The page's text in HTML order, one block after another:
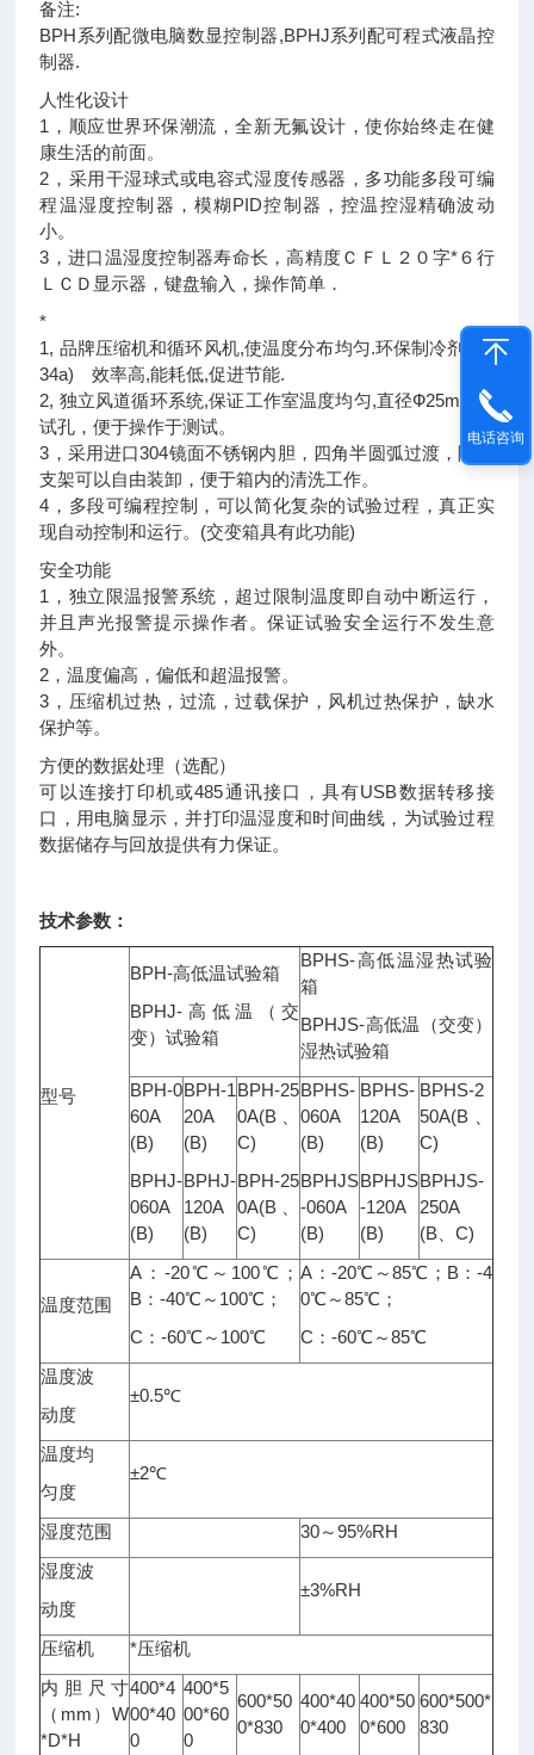
备注:
BPH系列配微电脑数显控制器,BPHJ系列配可程式液晶控
制器.
人性化设计
1，顺应世界环保潮流，全新无氟设计，使你始终走在健
康生活的前面。
2，采用干湿球式或电容式湿度传感器，多功能多段可编
程温湿度控制器，模糊PID控制器，控温控湿精确波动
小。
3，进口温湿度控制器寿命长，高精度ＣＦＬ２０字*６行
ＬＣＤ显示器，键盘输入，操作简单．
*
1, 品牌压缩机和循环风机,使温度分布均匀.环保制冷剂(R1
34a) 效率高,能耗低,促进节能.
2, 独立风道循环系统,保证工作室温度均匀,直径Ф25mm测
试孔，便于操作于测试。
3，采用进口304镜面不锈钢内胆，四角半圆弧过渡，隔板
支架可以自由装卸，便于箱内的清洗工作。
4，多段可编程控制，可以简化复杂的试验过程，真正实
现自动控制和运行。(交变箱具有此功能)
安全功能
1，独立限温报警系统，超过限制温度即自动中断运行，
并且声光报警提示操作者。保证试验安全运行不发生意
外。
2，温度偏高，偏低和超温报警。
3，压缩机过热，过流，过载保护，风机过热保护，缺水
保护等。
方便的数据处理（选配）
可以连接打印机或485通讯接口，具有USB数据转移接
口，用电脑显示，并打印温湿度和时间曲线，为试验过程
数据储存与回放提供有力保证。
技术参数：
型号
BPH-高低温试验箱
BPHJ-高低温（交
变）试验箱
BPHS-高低温湿热试验
箱
BPHJS-高低温（交变）
湿热试验箱
BPH-0
60A
(B)
BPHJ-
060A
(B)
BPH-1
20A
(B)
BPHJ-
120A
(B)
BPH-25
0A(B、
C)
BPH-25
0A(B、
C)
BPHS-
060A
(B)
BPHJS
-060A
(B)
BPHS-
120A
(B)
BPHJS
-120A
(B)
BPHS-2
50A(B、
C)
BPHJS-
250A
(B、C)
温度范围
A：-20℃～100℃；
B：-40℃～100℃；
C：-60℃～100℃
A：-20℃～85℃；B：-4
0℃～85℃；
C：-60℃～85℃
温度波
动度
±0.5℃
温度均
匀度
±2℃
湿度范围
30～95%RH
湿度波
动度
±3%RH
压缩机
*压缩机
内胆尺寸
（mm）W
*D*H
400*4
00*40
0
400*5
00*60
0
600*50
0*830
400*40
0*400
400*50
0*600
600*500*
830
电话咨询